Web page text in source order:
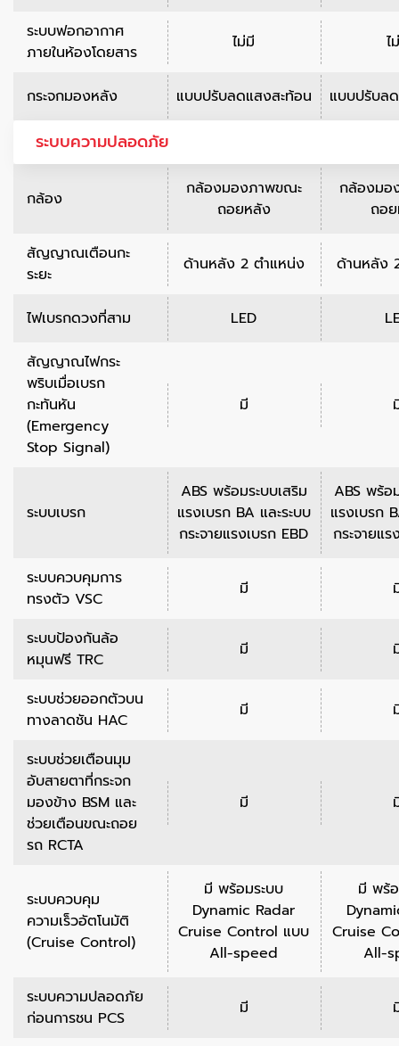
ระบบฟอกอากาศ
ภายในห้องโดยสาร
ไม่มี ไ
กระจกมองหลัง แบบปรับลดแสงสะท้อน แบบปรับล
ระบบความปลอดภัย
กล้อง
กล้องมองภาพขณะ
ถอยหลัง
กล้องมอ
ถอ
สัญญาณเตือนกะ
ระยะ
ด้านหลัง 2 ตำแหน่ง ด้านหลัง
ไฟเบรกดวงที่สาม LED
สัญญาณไฟกระ
พริบเมื่อเบรก
กะทันหัน
(Emergency
Stop Signal)
มี
ระบบเบรก
ABS พร้อมระบบเสริม
แรงเบรก BA และระบบ
กระจายแรงเบรก EBD
ABS พร้อ
แรงเบรก
กระจายแร
ระบบควบคุมการ
ทรงตัว VSC
มี
ระบบป้องกันล้อ
หมุนฟรี TRC
มี
ระบบช่วยออกตัวบน
ทางลาดชัน HAC
มี
ระบบช่วยเตือนมุม
อับสายตาที่กระจก
มองข้าง BSM และ
ช่วยเตือนขณะถอย
รถ RCTA
มี
ระบบควบคุม
ความเร็วอัตโนมัติ
(Cruise Control)
มี พร้อมระบบ
Dynamic Radar
Cruise Control แบบ
All-speed
มี พร้
Cruise
All-
ระบบความปลอดภัย
ก่อนการชน PCS
มี